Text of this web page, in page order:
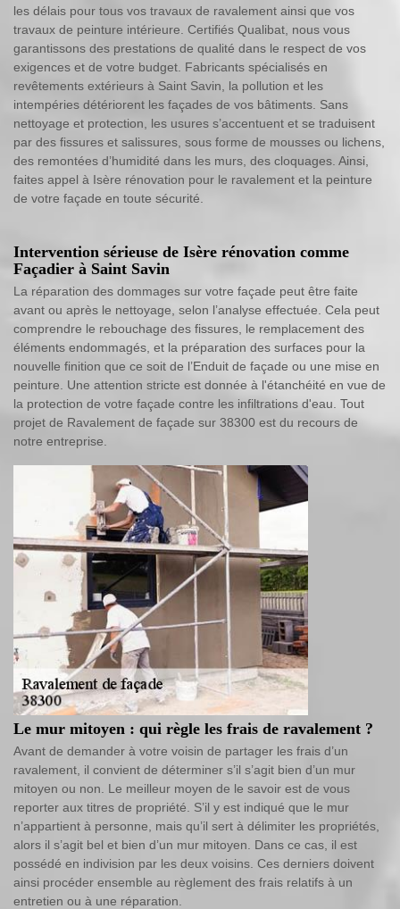
les délais pour tous vos travaux de ravalement ainsi que vos
travaux de peinture intérieure. Certifiés Qualibat, nous vous
garantissons des prestations de qualité dans le respect de vos
exigences et de votre budget. Fabricants spécialisés en
revêtements extérieurs à Saint Savin, la pollution et les
intempéries détériorent les façades de vos bâtiments. Sans
nettoyage et protection, les usures s’accentuent et se traduisent
par des fissures et salissures, sous forme de mousses ou lichens,
des remontées d’humidité dans les murs, des cloquages. Ainsi,
faites appel à Isère rénovation pour le ravalement et la peinture
de votre façade en toute sécurité.
Intervention sérieuse de Isère rénovation comme
Façadier à Saint Savin
La réparation des dommages sur votre façade peut être faite
avant ou après le nettoyage, selon l’analyse effectuée. Cela peut
comprendre le rebouchage des fissures, le remplacement des
éléments endommagés, et la préparation des surfaces pour la
nouvelle finition que ce soit de l’Enduit de façade ou une mise en
peinture. Une attention stricte est donnée à l'étanchéité en vue de
la protection de votre façade contre les infiltrations d'eau. Tout
projet de Ravalement de façade sur 38300 est du recours de
notre entreprise.
Le mur mitoyen : qui règle les frais de ravalement ?
Avant de demander à votre voisin de partager les frais d’un
ravalement, il convient de déterminer s’il s’agit bien d’un mur
mitoyen ou non. Le meilleur moyen de le savoir est de vous
reporter aux titres de propriété. S’il y est indiqué que le mur
n’appartient à personne, mais qu’il sert à délimiter les propriétés,
alors il s’agit bel et bien d’un mur mitoyen. Dans ce cas, il est
possédé en indivision par les deux voisins. Ces derniers doivent
ainsi procéder ensemble au règlement des frais relatifs à un
entretien ou à une réparation.